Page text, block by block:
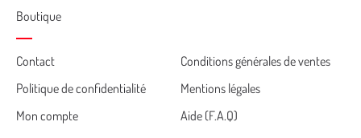
Boutique
Cemea
footer
Contact
Conditions générales de ventes
Politique de confidentialité
Mentions légales
Mon compte
Aide (F.A.Q)